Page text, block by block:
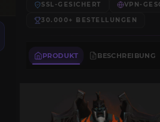
SSL-GESICHERT VPN-
30.000+
BESTELLUNGEN
PRODUKT BESCHREIBUNG